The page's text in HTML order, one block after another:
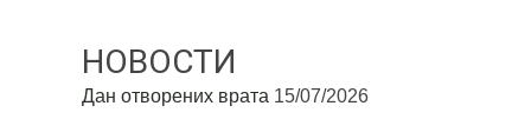
НОВОСТИ
Дан отворених врата 15/07/2026